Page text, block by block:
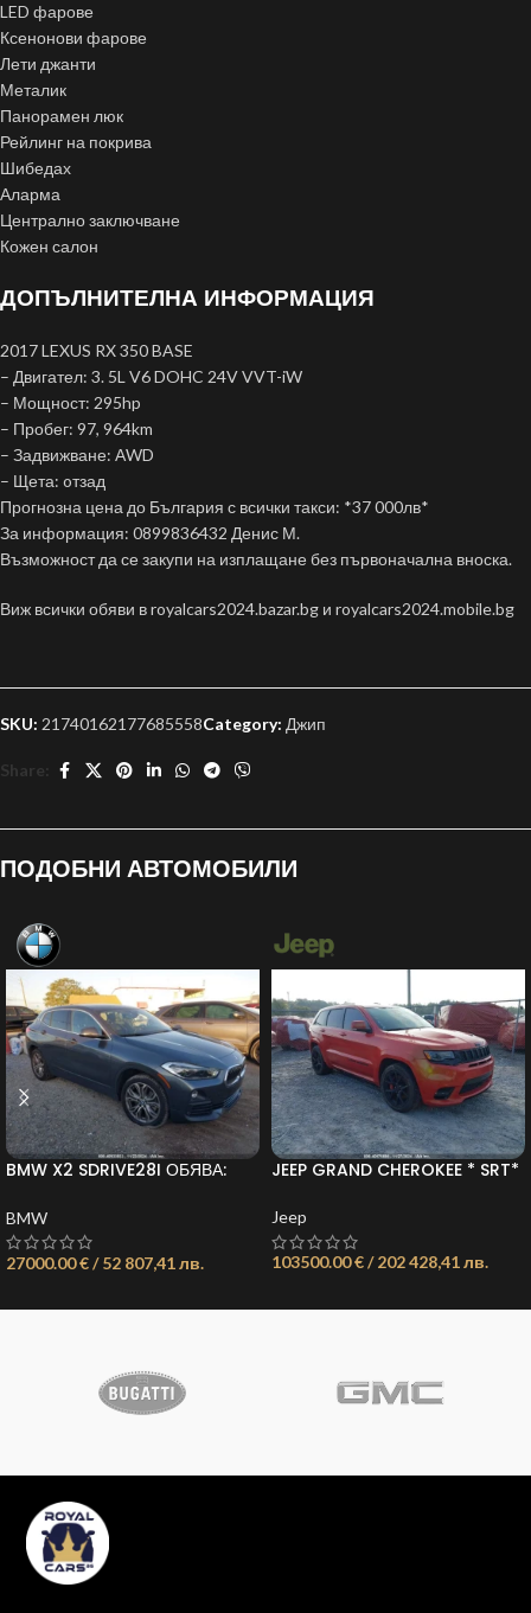
LED фарове
Ксенонови фарове
Лети джанти
Металик
Панорамен люк
Рейлинг на покрива
Шибедах
Аларма
Централно заключване
Кожен салон
ДОПЪЛНИТЕЛНА ИНФОРМАЦИЯ
2017 LEXUS RX 350 BASE
– Двигател: 3. 5L V6 DOHC 24V VVT-iW
– Мощност: 295hp
– Пробег: 97, 964km
– Задвижване: АWD
– Щета: oтзад
Прогнозна цена до България с всички такси: *37 000лв*
За информация: 0899836432 Денис М.
Възможност да се закупи на изплащане без първоначална вноска.
Виж всички обяви в royalcars2024.bazar.bg и royalcars2024.mobile.bg
SKU: 21740162177685558Category: Джип
Share:
ПОДОБНИ АВТОМОБИЛИ
BMW X2 SDRIVE28I ОБЯВА:
BMW
27000.00 € / 52 807,41 лв.
JEEP GRAND CHEROKEE * SRT*
Jeep
103500.00 € / 202 428,41 лв.